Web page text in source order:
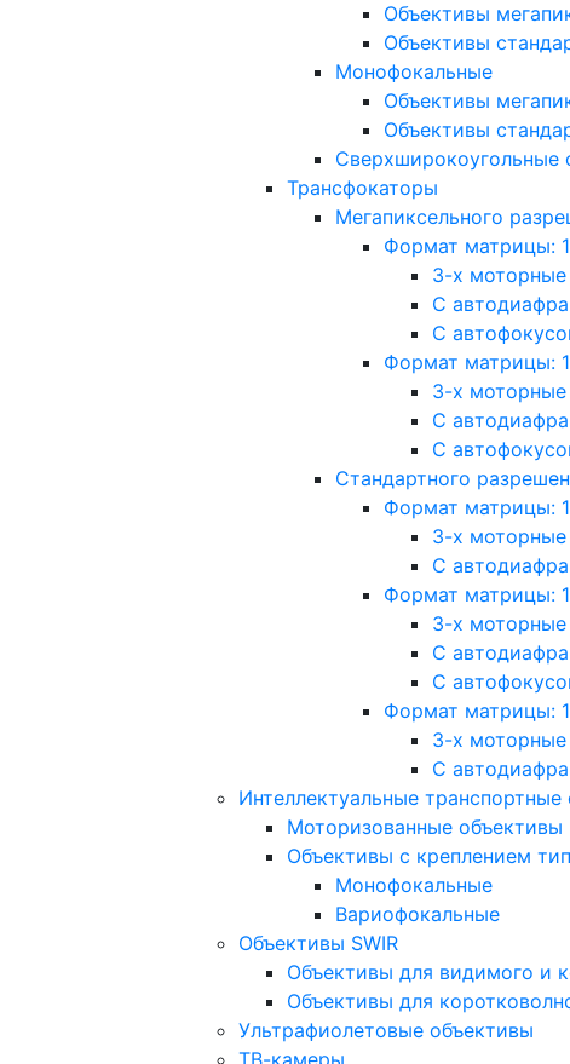
Объективы
Объективы
Монофокальные
Объективы
Объективы
Сверхширокоугольные
Трансфокаторы
Мегапиксельного
Формат матрицы:
3-х моторные
С
С
Формат матрицы:
3-х моторные
С
С
Стандартного
Формат матрицы:
3-х моторные
С
Формат матрицы:
3-х моторные
С
С
Формат матрицы:
3-х моторные
С
Интеллектуальные
Моторизованные объективы
Объективы с креплением
Монофокальные
Вариофокальные
Объективы SWIR
Объективы для видимого и
Объективы для
Ультрафиолетовые объективы
ТВ-камеры